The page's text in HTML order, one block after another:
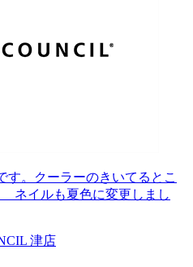
す。クーラーのきいてるとこ
ネイルも夏色に変更しまし
津店